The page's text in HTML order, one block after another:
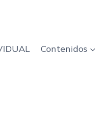
Contenidos